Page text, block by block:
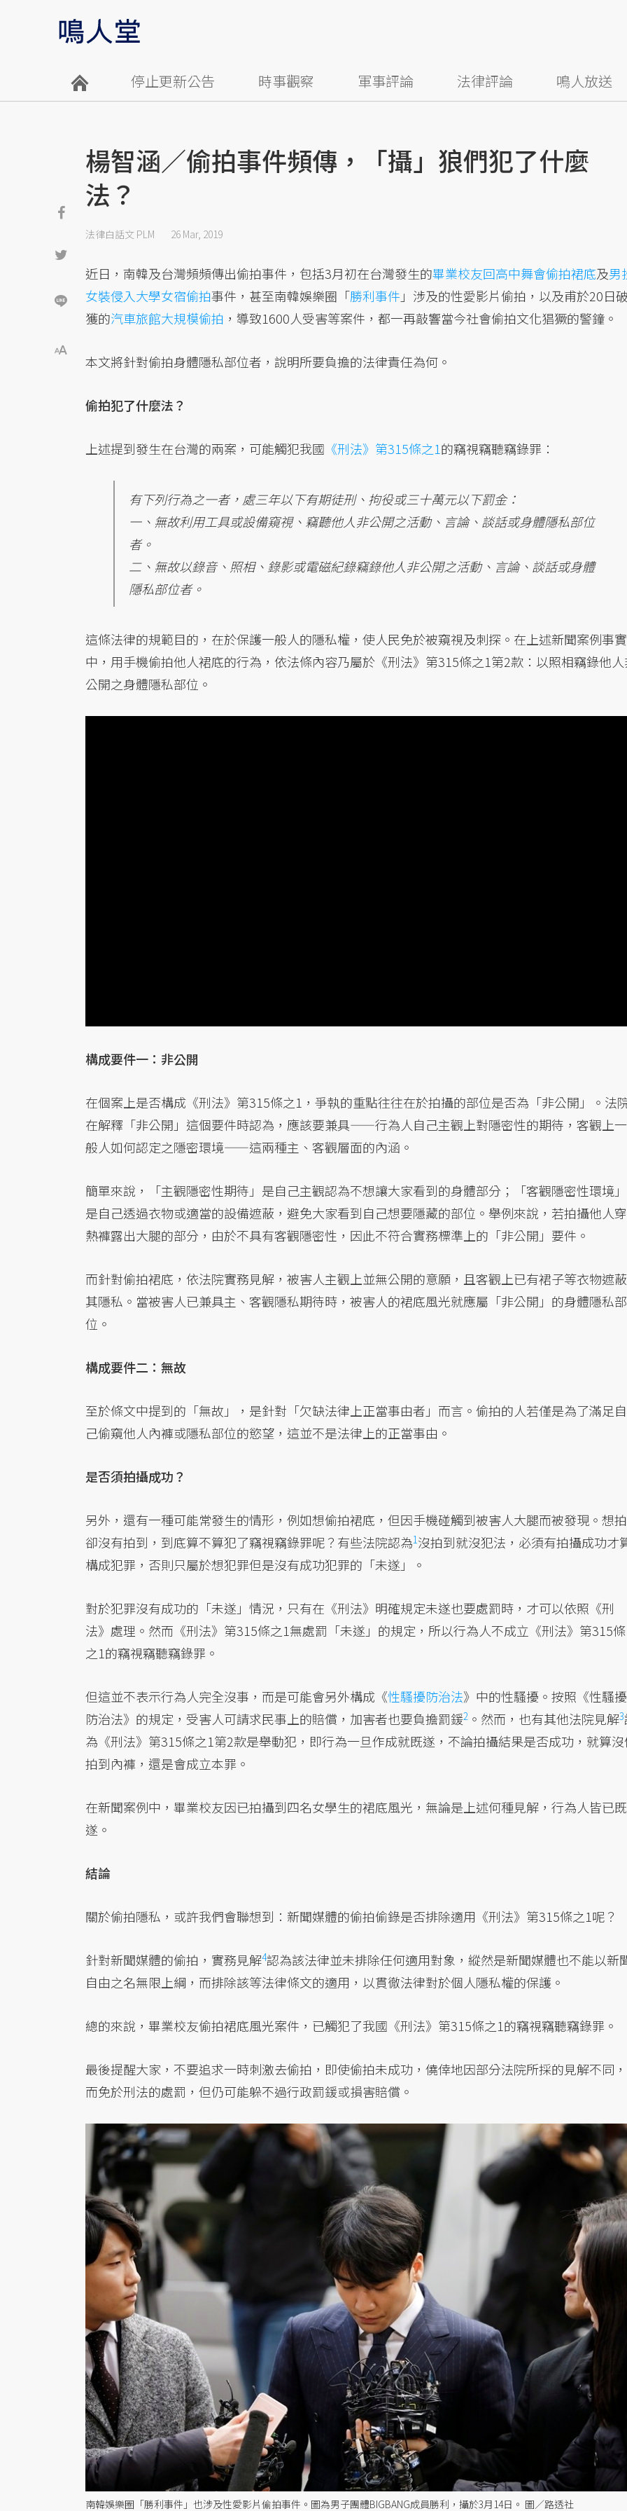
停止更新公告 時事觀察 軍事評論 法律評論 鳴人放送
楊智涵／偷拍事件頻傳，「攝」狼們犯了什麼
法？
法律白話文 PLM 26 Mar, 2019
近日，南韓及台灣頻頻傳出偷拍事件，包括3月初在台灣發生的畢業校友回高中舞會偷拍裙底及男
女裝侵入大學女宿偷拍事件，甚至南韓娛樂圈「勝利事件 」涉及的性愛影片偷拍，以及甫於20日
獲的汽車旅館大規模偷拍 ，導致1600人受害等案件，都一再敲響當今社會偷拍文化猖獗的警鐘。
本文將針對偷拍身體隱私部位者，說明所要負擔的法律責任為何。
偷拍犯了什麼法？
上述提到發生在台灣的兩案，可能觸犯我國 《刑法》第315條之1的竊視竊聽竊錄罪：
有下列行為之一者，處三年以下有期徒刑、拘役或三十萬元以下罰金：
一、無故利用工具或設備窺視、竊聽他人非公開之活動、言論、談話或身體隱私部位
者。
二、無故以錄音、照相、錄影或電磁紀錄竊錄他人非公開之活動、言論、談話或身體
隱私部位者。
這條法律的規範目的，在於保護一般人的隱私權，使人民免於被窺視及刺探。在上述新聞案例事實
中，用手機偷拍他人裙底的行為，依法條內容乃屬於《刑法》第315條之1第2款：以照相竊錄他
公開之身體隱私部位。
構成要件一：非公開
在個案上是否構成《刑法》第315條之1，爭執的重點往往在於拍攝的部位是否為「非公開」。法
在解釋「非公開」這個要件時認為，應該要兼具——行為人自己主觀上對隱密性的期待，客觀上一
般人如何認定之隱密環境——這兩種主、客觀層面的內涵。
簡單來說，「主觀隱密性期待」是自己主觀認為不想讓大家看到的身體部分；「客觀隱密性環境」
是自己透過衣物或適當的設備遮蔽，避免大家看到自己想要隱藏的部位。舉例來說，若拍攝他人穿
熱褲露出大腿的部分，由於不具有客觀隱密性，因此不符合實務標準上的「非公開」要件。
而針對偷拍裙底，依法院實務見解，被害人主觀上並無公開的意願，且客觀上已有裙子等衣物遮蔽
其隱私。當被害人已兼具主、客觀隱私期待時，被害人的裙底風光就應屬「非公開」的身體隱私部
位。
構成要件二：無故
至於條文中提到的「無故」，是針對「欠缺法律上正當事由者」而言。偷拍的人若僅是為了滿足自
己偷窺他人內褲或隱私部位的慾望，這並不是法律上的正當事由。
是否須拍攝成功？
另外，還有一種可能常發生的情形，例如想偷拍裙底，但因手機碰觸到被害人大腿而被發現。想拍
卻沒有拍到，到底算不算犯了竊視竊錄罪呢？有些法院認為1 沒拍到就沒犯法，必須有拍攝成功才
構成犯罪，否則只屬於想犯罪但是沒有成功犯罪的「未遂」。
對於犯罪沒有成功的「未遂」情況，只有在《刑法》明確規定未遂也要處罰時，才可以依照《刑
法》處理。然而《刑法》第315條之1無處罰「未遂」的規定，所以行為人不成立《刑法》第315條
之1的竊視竊聽竊錄罪。
但這並不表示行為人完全沒事，而是可能會另外構成《性騷擾防治法》中的性騷擾。 按照《性騷擾
防治法》的規定，受害人可請求民事上的賠償，加害者也要負擔罰鍰2 。 然而，也有其他法院見解3
為《刑法》第315條之1第2款是舉動犯，即行為一旦作成就既遂，不論拍攝結果是否成功，就算
拍到內褲，還是會成立本罪。
在新聞案例中，畢業校友因已拍攝到四名女學生的裙底風光，無論是上述何種見解，行為人皆已既
遂。
結論
關於偷拍隱私，或許我們會聯想到：新聞媒體的偷拍偷錄是否排除適用《刑法》第315條之1呢？
針對新聞媒體的偷拍，實務見解4認為該法律並未排除任何適用對象，縱然是新聞媒體也不能以新
自由之名無限上綱，而排除該等法律條文的適用，以貫徹法律對於個人隱私權的保護。
總的來說，畢業校友偷拍裙底風光案件，已觸犯了我國《刑法》第315條之1的竊視竊聽竊錄罪。
最後提醒大家，不要追求一時刺激去偷拍，即使偷拍未成功，僥倖地因部分法院所採的見解不同，
而免於刑法的處罰，但仍可能躲不過行政罰鍰或損害賠償。
南韓娛樂圈「勝利事件」也涉及性愛影片偷拍事件。圖為男子團體BIGBANG成員勝利，攝於3月14日。 圖／路透社